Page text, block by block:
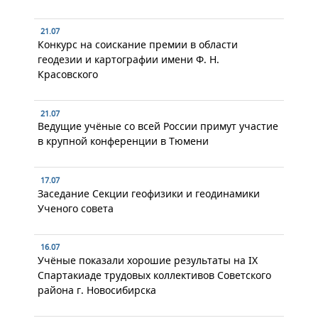
21.07
Конкурс на соискание премии в области
геодезии и картографии имени Ф. Н.
Красовского
21.07
Ведущие учёные со всей России примут участие
в крупной конференции в Тюмени
17.07
Заседание Секции геофизики и геодинамики
Ученого совета
16.07
Учёные показали хорошие результаты на IX
Спартакиаде трудовых коллективов Советского
района г. Новосибирска